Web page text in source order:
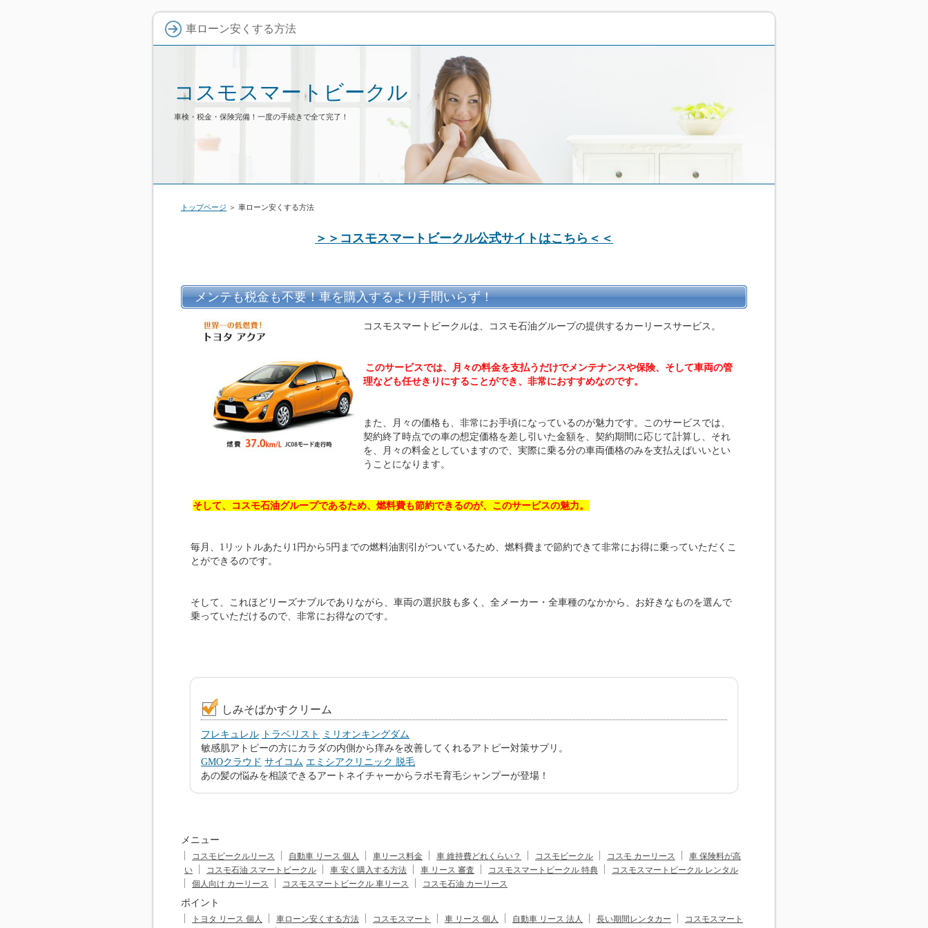
車ローン安くする方法
コスモスマートビークル
車検・税金・保険完備！一度の手続きで全て完了！
トップページ ＞ 車ローン安くする方法
＞＞コスモスマートビークル公式サイトはこちら＜＜
メンテも税金も不要！車を購入するより手間いらず！
コスモスマートビークルは、コスモ石油グループの提供するカーリースサービス。
このサービスでは、月々の料金を支払うだけでメンテナンスや保険、そして車両の管
理なども任せきりにすることができ、非常におすすめなのです。
また、月々の価格も、非常にお手頃になっているのが魅力です。このサービスでは、
契約終了時点での車の想定価格を差し引いた金額を、契約期間に応じて計算し、それ
を、月々の料金としていますので、実際に乗る分の車両価格のみを支払えばいいとい
うことになります。
そして、コスモ石油グループであるため、燃料費も節約できるのが、このサービスの魅力。
毎月、1リットルあたり1円から5円までの燃料油割引がついているため、燃料費まで節約できて非常にお得に乗っていただくこ
とができるのです。
そして、これほどリーズナブルでありながら、車両の選択肢も多く、全メーカー・全車種のなかから、お好きなものを選んで
乗っていただけるので、非常にお得なのです。
しみそばかすクリーム
フレキュレル トラベリスト
ミリオンキングダム
敏感肌アトピーの方にカラダの内側から痒みを改善してくれるアトピー対策サプリ。
GMOクラウド サイコム エミシアクリニック 脱毛
あの髪の悩みを相談できるアートネイチャーからラボモ育毛シャンプーが登場！
メニュー
コスモビークルリース 自動車 リース 個人 車リース料金 車 維持費どれくらい？ コスモビークル コスモ カーリース
車 保険料が高
い
コスモ石油 スマートビークル 車 安く購入する方法 車 リース 審査 コスモスマートビークル 特典
コスモスマートビークル レンタル
個人向け カーリース
コスモスマートビークル 車リース コスモ石油 カーリース
ポイント
トヨタ リース 個人 車ローン安くする方法 コスモスマート 車 リース 個人 自動車 リース 法人 長い期間レンタカー コスモスマート